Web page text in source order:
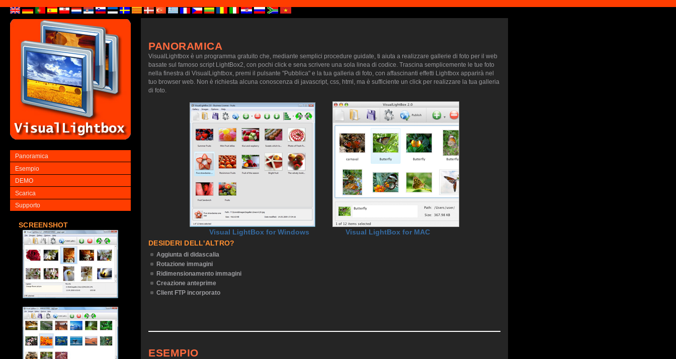
Panoramica
Esempio
DEMO
Scarica
Supporto
SCREENSHOT
PANORAMICA
VisualLightbox è un programma gratuito che, mediante semplici procedure guidate, ti aiuta a realizzare gallerie di foto per il web
basate sul famoso script LightBox2, con pochi click e sena scrivere una sola linea di codice. Trascina semplicemente le tue foto
nella finestra di VisualLightbox, premi il pulsante "Pubblica" e la tua galleria di foto, con affascinanti effetti Lightbox apparirà nel
tuo browser web. Non è richiesta alcuna conoscenza di javascript, css, html, ma è sufficiente un click per realizzare la tua galleria
di foto.
Visual LightBox for Windows
Visual LightBox for MAC
DESIDERI DELL'ALTRO?
Aggiunta di didascalia
Rotazione immagini
Ridimensionamento immagini
Creazione anteprime
Client FTP incorporato
ESEMPIO